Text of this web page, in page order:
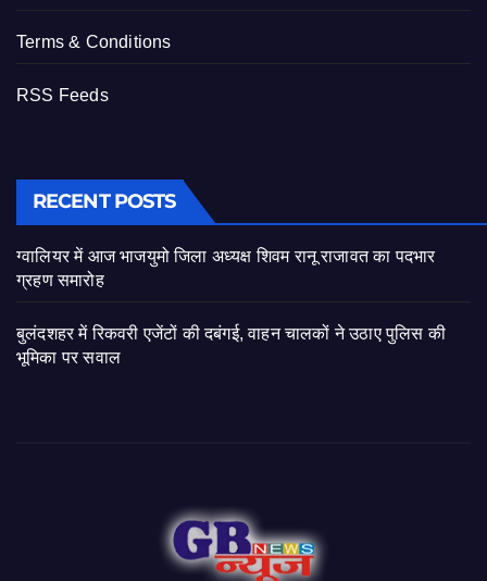
Terms & Conditions
RSS Feeds
RECENT POSTS
ग्वालियर में आज भाजयुमो जिला अध्यक्ष शिवम रानू राजावत का पदभार
ग्रहण समारोह
बुलंदशहर में रिकवरी एजेंटों की दबंगई, वाहन चालकों ने उठाए पुलिस की
भूमिका पर सवाल